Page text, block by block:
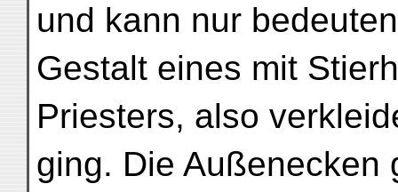
und kann nur
Gestalt eines mit
Priesters, also
ging. Die Außenecken